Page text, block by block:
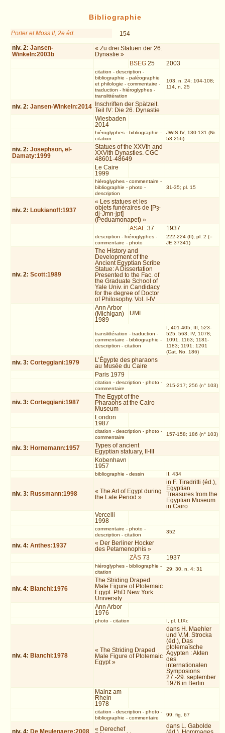
Bibliographie
Porter et Moss II, 2e éd.
154
niv. 2:Jansen-
Winkeln:2003b
« Zu drei Statuen der 26.
Dynastie »
BSEG 25 2003
citation - description -
bibliographie - paléographie
et philologie - commentaire -
traduction - hiéroglyphes-
translittération
103, n. 24; 104-108;
114, n. 25
niv. 2:Jansen-Winkeln:2014
Inschriften der Spätzeit.
Teil IV: Die 26. Dynastie
Wiesbaden
2014
hiéroglyphes- bibliographie -
citation
JWIS IV, 130-131 (Nr.
53.256)
niv. 2:Josephson, el-
Damaty:1999
Statues of the XXVth and
XXVIth Dynasties. CGC
48601-48649
Le Caire
1999
hiéroglyphes- commentaire -
bibliographie - photo-
description
31-35; pl. 15
niv. 2: Loukianoff:1937
« Les statues et les
objets funéraires de [Pȝ-
dj-Jmn-jpt]
(Peduamonapet) »
ASAE 37 1937
description - hiéroglyphes-
commentaire - photo
222-224 (II); pl. 2 (=
JE 37341)
niv. 2:Scott:1989
The History and
Development of the
Ancient Egyptian Scribe
Statue: A Dissertation
Presented to the Fac. of
the Graduate School of
Yale Univ. in Candidacy
for the degree of Doctor
of Philosophy. Vol. I-IV
Ann Arbor
(Michigan)
1989
UMI
translittération - traduction -
commentaire - bibliographie -
description - citation
I, 401-405; III, 523-
525; 563; IV, 1078;
1091; 1163; 1181-
1183; 1191; 1201
(Cat. No. 186)
niv. 3:Corteggiani:1979
L’Égypte des pharaons
au Musée du Caire
Paris 1979
citation - description - photo-
commentaire
215-217; 256 (n° 103)
niv. 3:Corteggiani:1987
The Egypt of the
Pharaohs at the Cairo
Museum
London
1987
citation - description - photo-
commentaire
157-158; 186 (n° 103)
niv. 3: Hornemann:1957
Types of ancient
Egyptian statuary, II-III
Kobenhavn
1957
bibliographie - dessin II, 434
niv. 3: Russmann:1998
« The Art of Egypt during
the Late Period »
in F. Tiradritti (éd.),
Egyptian
Treasures from the
Egyptian Museum
in Cairo
Vercelli
1998
commentaire - photo-
description - citation
352
niv. 4:Anthes:1937
« Der Berliner Hocker
des Petamenophis »
ZÄS 73 1937
hiéroglyphes- bibliographie -
citation
29; 30, n. 4; 31
niv. 4: Bianchi:1976
The Striding Draped
Male Figure of Ptolemaic
Egypt. PhD New York
University
Ann Arbor
1976
photo- citation I, pl. LIXc
niv. 4: Bianchi:1978
« The Striding Draped
Male Figure of Ptolemaic
Egypt »
dans H. Maehler
und V.M. Strocka
(éd.), Das
ptolemaïsche
Ägypten : Akten
des
internationalen
Symposions
27.-29. september
1976 in Berlin
Mainz am
Rhein
1978
citation - description - photo-
bibliographie - commentaire
99, fig. 67
« Derechef
dans L. Gabolde